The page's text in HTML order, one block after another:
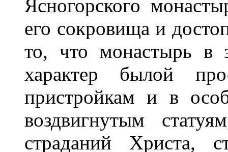
Ясногорского
его сокровища и
то, что монастырь в
характер былой
пристройкам и в
воздвигнутым
страданий Христа,